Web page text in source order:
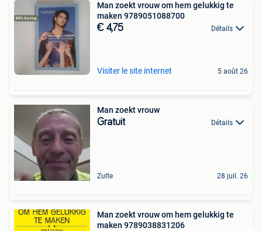
Man zoekt vrouw om hem gelukkig te
maken 9789051088700
€ 4,75 Détails
Visiter le site internet 5 août 26
Man zoekt vrouw
Gratuit Détails
Zulte 28 juil. 26
Man zoekt vrouw om hem gelukkig te
maken 9789038831206